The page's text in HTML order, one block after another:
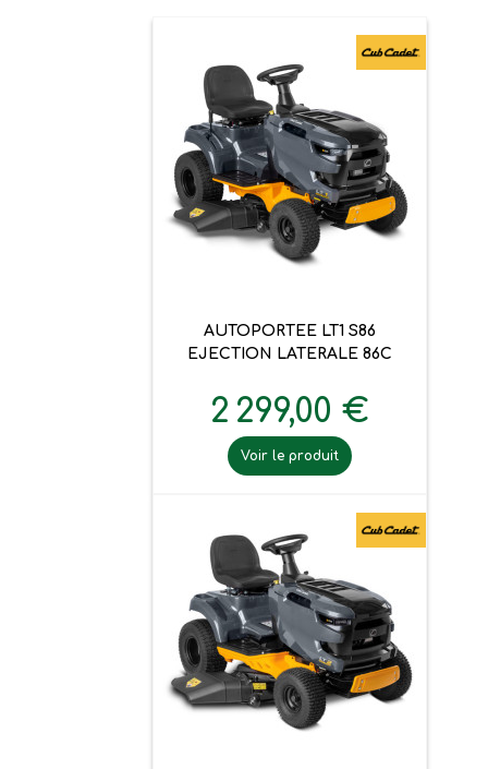
AUTOPORTEE LT1 S86
EJECTION LATERALE 86C
2 299,00 €
Voir le produit